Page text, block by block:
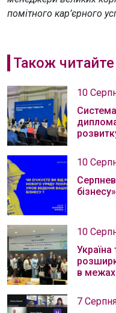
помітного кар’єрного
Також читайте
10
10
10
Україна
в межах
7